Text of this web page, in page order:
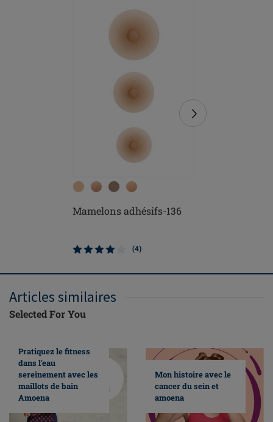
Mamelons adhésifs-136
(4)
Articles similaires
Selected For You
Pratiquez le fitness
dans l'eau
sereinement avec les
maillots de bain
Amoena
Mon histoire avec le
cancer du sein et
amoena